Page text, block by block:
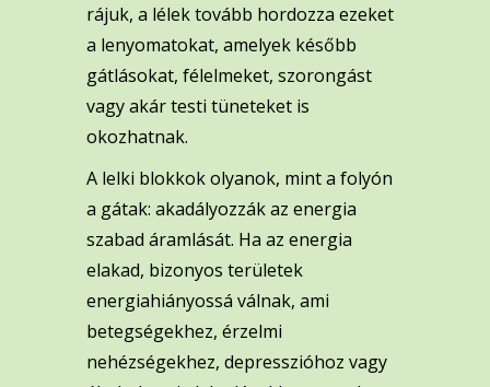
rájuk, a lélek tovább hordozza ezeket
a lenyomatokat, amelyek később
gátlásokat, félelmeket, szorongást
vagy akár testi tüneteket is
okozhatnak.
A lelki blokkok olyanok, mint a folyón
a gátak: akadályozzák az energia
szabad áramlását. Ha az energia
elakad, bizonyos területek
energiahiányossá válnak, ami
betegségekhez, érzelmi
nehézségekhez, depresszióhoz vagy